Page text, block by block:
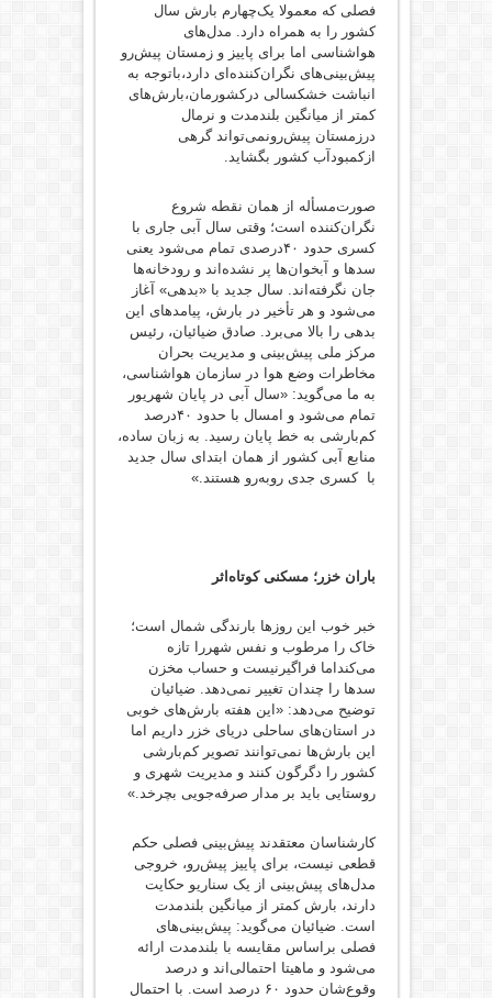
فصلی که معمولا یک‌چهارم بارش سال
کشور را به همراه دارد‌. مدل‌های
هواشناسی اما برای پاییز و زمستان پیش‌رو
پیش‌بینی‌های نگران‌کننده‌ای دار‌د،باتوجه به
انباشت خشکسالی درکشورمان،بارش‌های
کمتر از میانگین بلندمدت و نرمال
درزمستان پیش‌رونمی‌تواند گرهی
ازکمبودآب کشور بگشاید‌.
صورت‌مسأله از همان نقطه شروع
نگران‌کننده است؛ وقتی سال آبی‌ جاری با
کسری‌ حدود ۴۰‌درصدی تمام می‌شود یعنی
سدها و آبخوان‌ها پر نشده‌اند و رودخانه‌ها
جان نگرفته‌اند. سال جدید با «بدهی» آغاز
می‌شود و هر تأخیر در بارش، پیامدهای این
بدهی را بالا می‌برد. ‌صادق ضیائیان، رئیس
مرکز ملی پیش‌بینی و مدیریت بحران
مخاطرات وضع هوا در سازمان هواشناسی،
به ما می‌گوید: «سال آبی در پایان شهریور
تمام می‌شود و امسال با حدود ۴۰‌درصد
کم‌بارشی به خط پایان رسید. به زبان ساده،
منابع آبی کشور از همان ابتدای سال جدید
با کسری جدی روبه‌رو هستند.»
باران خزر؛ مسکنی کوتاه‌اثر
خبر خوب این روزها بارندگی شمال است؛
خاک را مرطوب و نفس شهررا تازه
می‌‌کنداما فراگیرنیست و حساب مخزن‌
سدها را چندان تغییر نمی‌دهد. ضیائیان
توضیح می‌دهد: «این هفته بارش‌های خوبی
در استان‌های ساحلی دریای خزر داریم اما
این بارش‌ها ‌نمی‌توانند تصویر کم‌بارشی
کشور را دگرگون کنند و مدیریت شهری و
روستایی باید بر مدار صرفه‌جویی بچرخد.»
‌کارشناسان معتقدند پیش‌بینی فصلی حکم
قطعی نیست، برای پاییز پیش‌رو، خروجی
مدل‌های پیش‌بینی از یک سناریو حکایت
دارند، بارش کمتر از میانگین بلندمدت
است‌. ضیائیان می‌گوید: پیش‌بینی‌های
فصلی براساس مقایسه با بلندمدت ارائه
می‌شود و ماهیتا احتمالی‌اند و درصد
وقوع‌شان حدود ۶۰ درصد است. با احتمال